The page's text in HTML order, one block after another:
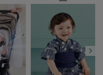
かわいくておもしろ
何枚あっても嬉しい
長く使えるアイテム